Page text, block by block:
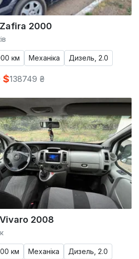
2000
км Механіка Дизель, 2.0
$138749 ₴
2008
км Механіка Дизель, 2.0